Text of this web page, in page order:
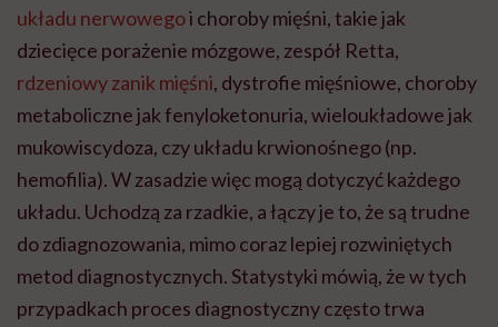
układu nerwowegoi choroby mięśni, takie jak
dziecięce porażenie mózgowe, zespół Retta,
rdzeniowy zanik mięśni, dystrofie mięśniowe, choroby
metaboliczne jak fenyloketonuria, wieloukładowe jak
mukowiscydoza, czy układu krwionośnego (np.
hemofilia). W zasadzie więc mogą dotyczyć każdego
układu. Uchodzą za rzadkie, a łączy je to, że są trudne
do zdiagnozowania, mimo coraz lepiej rozwiniętych
metod diagnostycznych. Statystyki mówią, że w tych
przypadkach proces diagnostyczny często trwa